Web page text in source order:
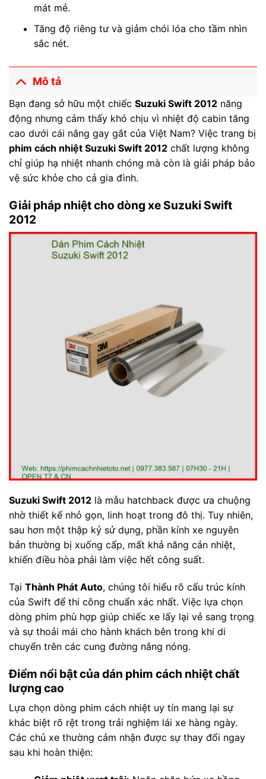
mát mẻ.
Tăng độ riêng tư và giảm chói lóa cho tầm nhìn
sắc nét.
Mô tả
Bạn đang sở hữu một chiếc Suzuki Swift 2012 năng
động nhưng cảm thấy khó chịu vì nhiệt độ cabin tăng
cao dưới cái nắng gay gắt của Việt Nam? Việc trang bị
phim cách nhiệt Suzuki Swift 2012 chất lượng không
chỉ giúp hạ nhiệt nhanh chóng mà còn là giải pháp bảo
vệ sức khỏe cho cả gia đình.
Giải pháp nhiệt cho dòng xe Suzuki Swift
2012
Suzuki Swift 2012 là mẫu hatchback được ưa chuộng
nhờ thiết kế nhỏ gọn, linh hoạt trong đô thị. Tuy nhiên,
sau hơn một thập kỷ sử dụng, phần kính xe nguyên
bản thường bị xuống cấp, mất khả năng cản nhiệt,
khiến điều hòa phải làm việc hết công suất.
Tại Thành Phát Auto, chúng tôi hiểu rõ cấu trúc kính
của Swift để thi công chuẩn xác nhất. Việc lựa chọn
dòng phim phù hợp giúp chiếc xe lấy lại vẻ sang trọng
và sự thoải mái cho hành khách bên trong khi di
chuyển trên các cung đường nắng nóng.
Điểm nổi bật của dán phim cách nhiệt chất
lượng cao
Lựa chọn dòng phim cách nhiệt uy tín mang lại sự
khác biệt rõ rệt trong trải nghiệm lái xe hàng ngày.
Các chủ xe thường cảm nhận được sự thay đổi ngay
sau khi hoàn thiện: